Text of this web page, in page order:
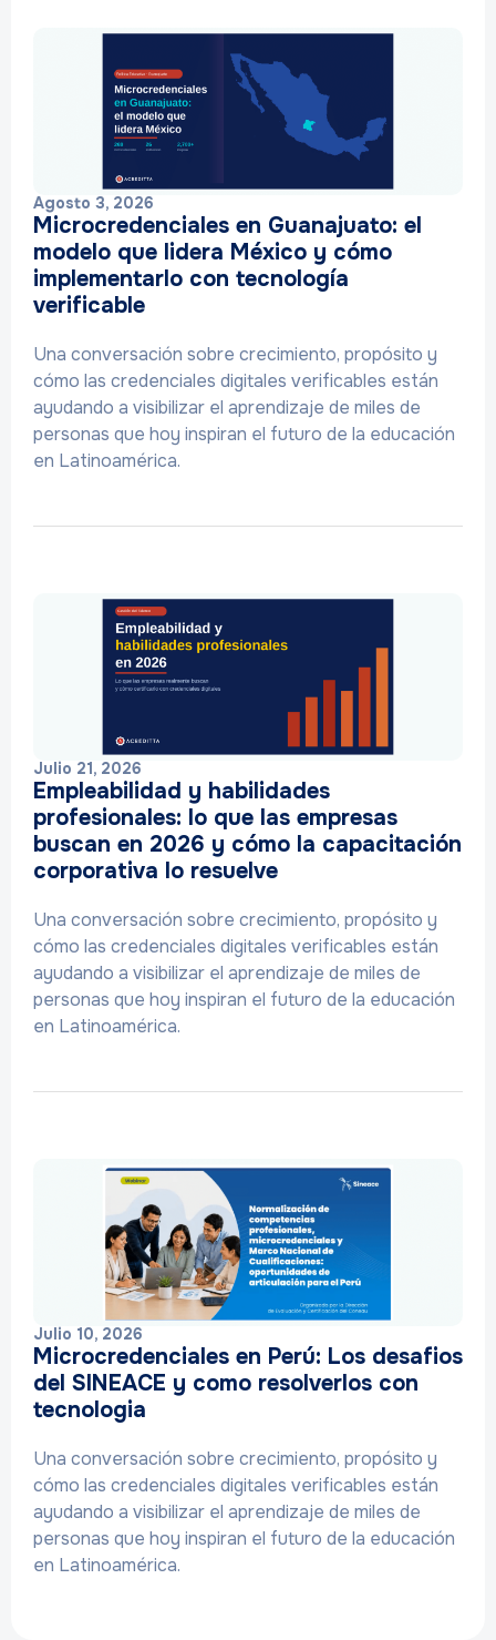
Agosto 3, 2026
Microcredenciales en Guanajuato: el
modelo que lidera México y cómo
implementarlo con tecnología
verificable
Una conversación sobre crecimiento, propósito y
cómo las credenciales digitales verificables están
ayudando a visibilizar el aprendizaje de miles de
personas que hoy inspiran el futuro de la educación
en Latinoamérica.
Julio 21, 2026
Empleabilidad y habilidades
profesionales: lo que las empresas
buscan en 2026 y cómo la capacitación
corporativa lo resuelve
Una conversación sobre crecimiento, propósito y
cómo las credenciales digitales verificables están
ayudando a visibilizar el aprendizaje de miles de
personas que hoy inspiran el futuro de la educación
en Latinoamérica.
Julio 10, 2026
Microcredenciales en Perú: Los desafios
del SINEACE y como resolverlos con
tecnologia
Una conversación sobre crecimiento, propósito y
cómo las credenciales digitales verificables están
ayudando a visibilizar el aprendizaje de miles de
personas que hoy inspiran el futuro de la educación
en Latinoamérica.